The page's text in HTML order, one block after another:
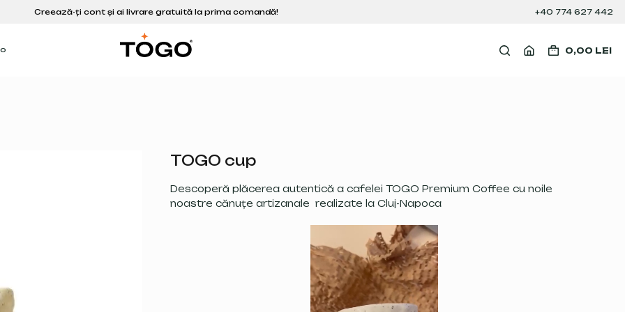
+40 774 627 442
0,00 LEI
TOGO cup
Descoperă plăcerea autentică a cafelei TOGO Premium Coffee cu noile
noastre cănuțe artizanale realizate la Cluj-Napoca